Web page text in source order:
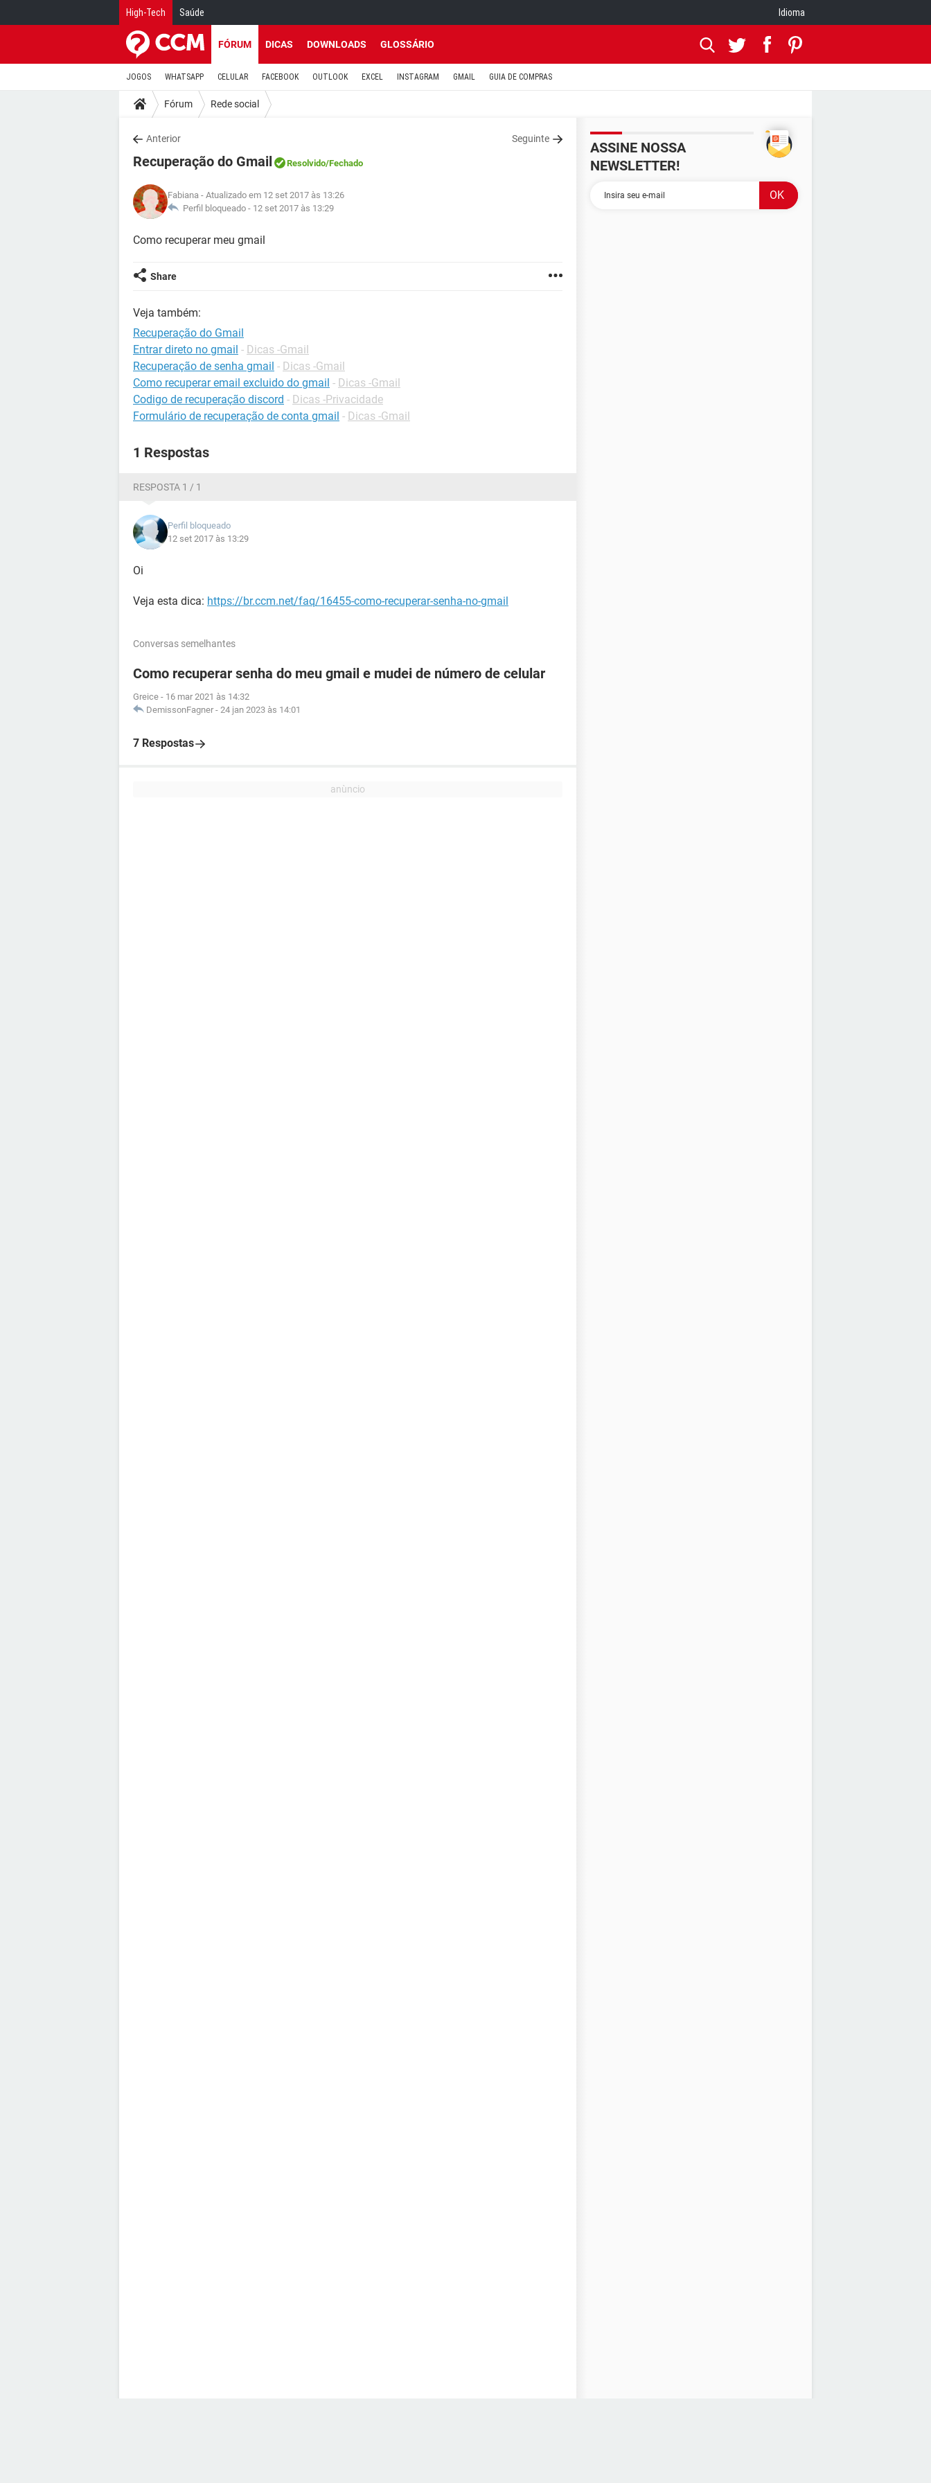
High-Tech Saúde Idioma
FÓRUM DICAS DOWNLOADS GLOSSÁRIO
JOGOS WHATSAPP CELULAR FACEBOOK OUTLOOK EXCEL INSTAGRAM GMAIL GUIA DE COMPRAS
Fórum Rede social
Anterior Seguinte
Recuperação do Gmail Resolvido/Fechado
Fabiana - Atualizado em 12 set 2017 às 13:26
Perfil bloqueado - 12 set 2017 às 13:29
Como recuperar meu gmail
Share
Veja também:
Recuperação do Gmail
Entrar direto no gmail - Dicas -Gmail
Recuperação de senha gmail - Dicas -Gmail
Como recuperar email excluido do gmail - Dicas -Gmail
Codigo de recuperação discord - Dicas -Privacidade
Formulário de recuperação de conta gmail - Dicas -Gmail
1 Respostas
RESPOSTA 1 / 1
Perfil bloqueado
12 set 2017 às 13:29
Oi
Veja esta dica: https://br.ccm.net/faq/16455-como-recuperar-senha-no-gmail
Conversas semelhantes
Como recuperar senha do meu gmail e mudei de número de celular
Greice - 16 mar 2021 às 14:32
DemissonFagner - 24 jan 2023 às 14:01
7 Respostas
ASSINE NOSSA
NEWSLETTER!